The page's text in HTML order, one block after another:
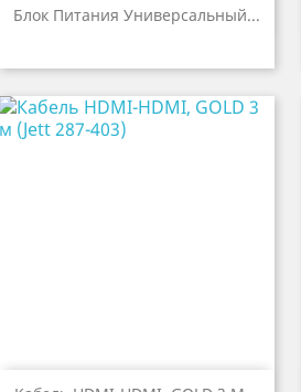
Блок Питания Универсальный...
 Быстрый просмотр